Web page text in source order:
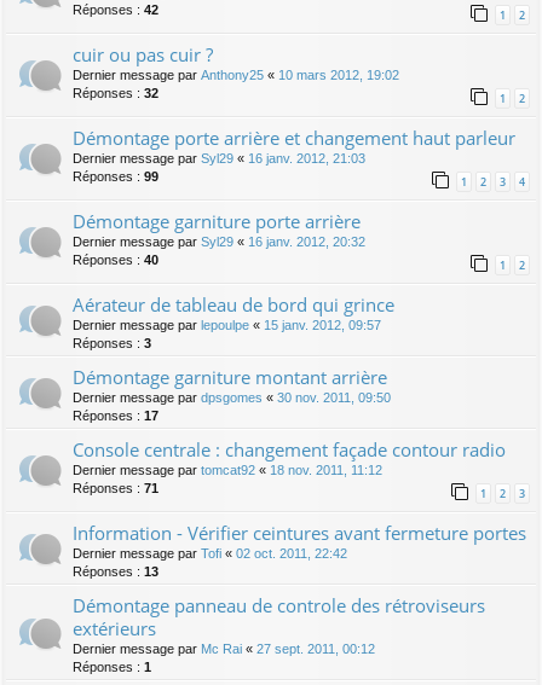
Réponses : 42 1 2
cuir ou pas cuir ?
Dernier message par Anthony25 « 10 mars 2012, 19:02
Réponses : 32 1 2
Démontage porte arrière et changement haut parleur
Dernier message par Syl29 « 16 janv. 2012, 21:03
Réponses : 99 1 2 3 4
Démontage garniture porte arrière
Dernier message par Syl29 « 16 janv. 2012, 20:32
Réponses : 40 1 2
Aérateur de tableau de bord qui grince
Dernier message par lepoulpe « 15 janv. 2012, 09:57
Réponses : 3
Démontage garniture montant arrière
Dernier message par dpsgomes « 30 nov. 2011, 09:50
Réponses : 17
Console centrale : changement façade contour radio
Dernier message par tomcat92 « 18 nov. 2011, 11:12
Réponses : 71 1 2 3
Information - Vérifier ceintures avant fermeture portes
Dernier message par Tofi « 02 oct. 2011, 22:42
Réponses : 13
Démontage panneau de controle des rétroviseurs
extérieurs
Dernier message par Mc Rai « 27 sept. 2011, 00:12
Réponses : 1